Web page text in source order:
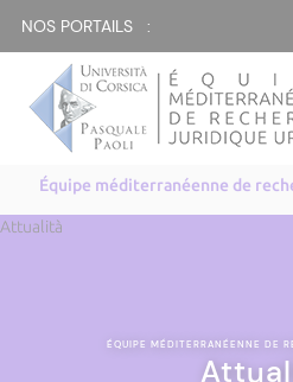
NOS PORTAILS :
Équipe méditerranéenne de
Attualità
ÉQUIPE MÉDITERRANÉENNE DE